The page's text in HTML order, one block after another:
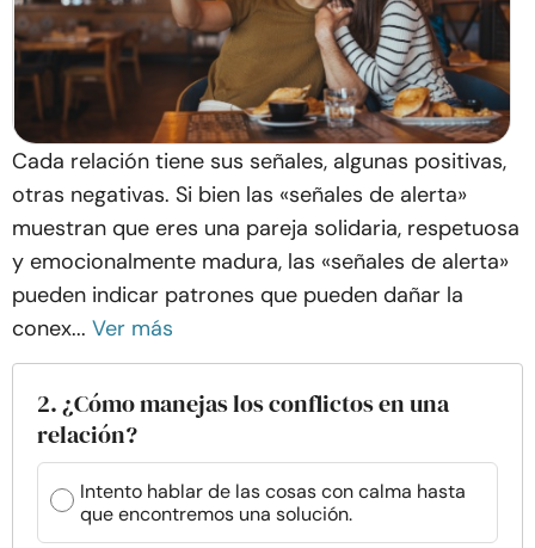
Cada relación tiene sus señales, algunas positivas,
otras negativas. Si bien las «señales de alerta»
muestran que eres una pareja solidaria, respetuosa
y emocionalmente madura, las «señales de alerta»
pueden indicar patrones que pueden dañar la
conex... Ver más
2. ¿Cómo manejas los conflictos en una
relación?
Intento hablar de las cosas con calma hasta
que encontremos una solución.